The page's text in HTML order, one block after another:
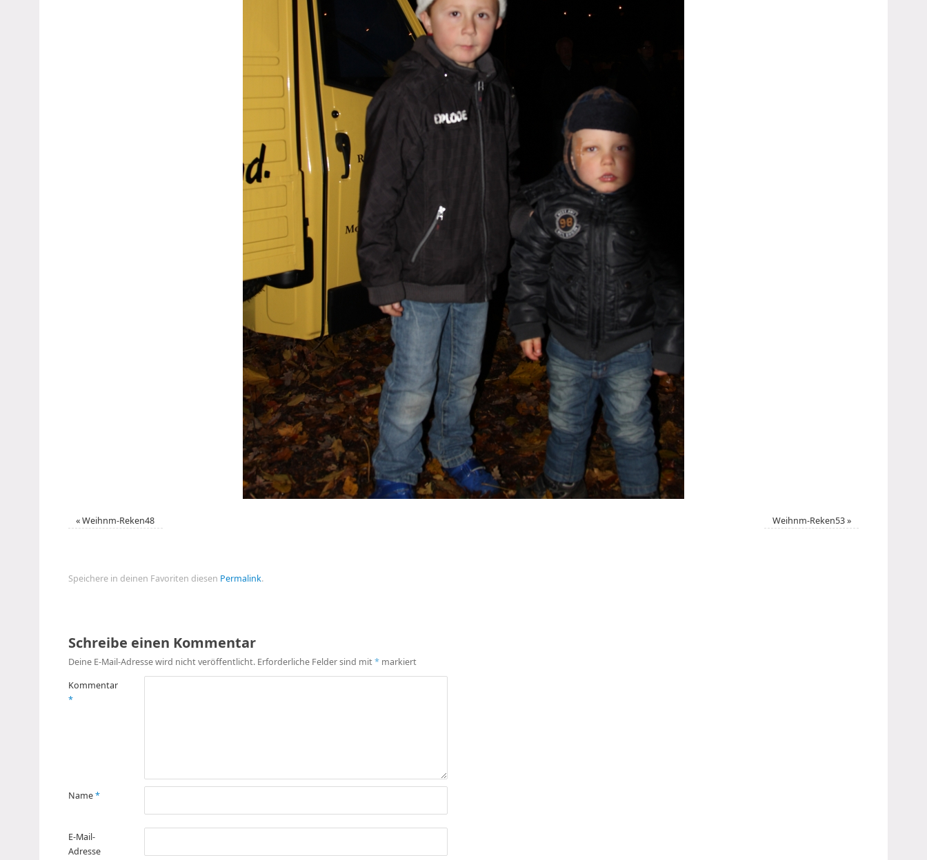
«Weihnm-Reken48 Weihnm-Reken53»
Speichere in deinen Favoriten diesen Permalink.
Schreibe einen Kommentar
Deine E-Mail-Adresse wird nicht veröffentlicht. Erforderliche Felder sind mit* markiert
Kommentar
*
Name*
E-Mail-
Adresse